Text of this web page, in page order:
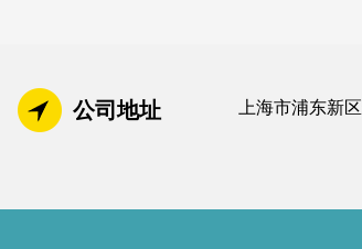
公司地址 上海市浦东新